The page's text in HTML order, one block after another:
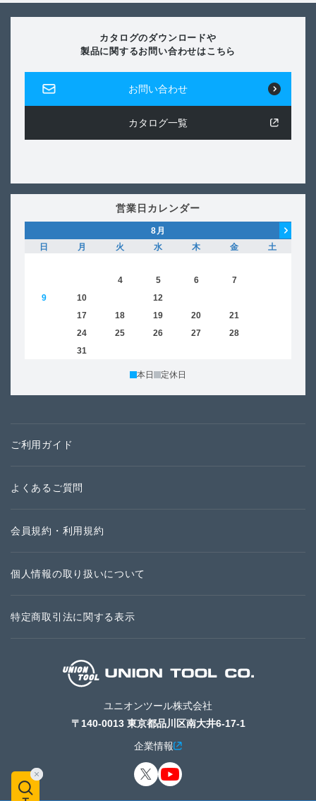
カタログのダウンロードや
製品に関するお問い合わせはこちら
お問い合わせ
カタログ一覧
営業日カレンダー
8月
日
月 火 水 木 金
土
4 5 6 7
9
10 12
17 18 19 20 21
24 25 26 27 28
31
本日 定休日
ご利用ガイド
よくあるご質問
会員規約・利用規約
個人情報の取り扱いについて
特定商取引法に関する表示
ユニオンツール株式会社
〒140-0013 東京都品川区南大井6-17-1
企業情報